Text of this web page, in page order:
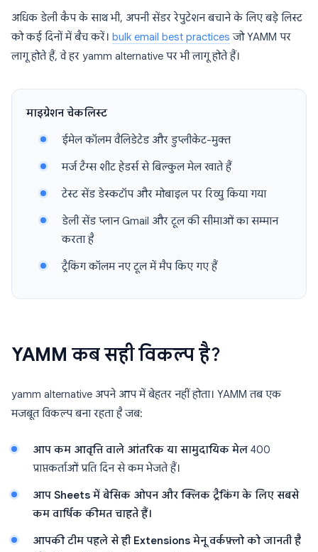
अधिक डेली कैप के साथ भी, अपनी सेंडर रेपुटेशन बचाने के लिए बड़े लिस्ट
को कई दिनों में बैच करें। bulk email best practices जो YAMM पर
लागू होते हैं, वे हर yamm alternative पर भी लागू होते हैं।
माइग्रेशन चेकलिस्ट
ईमेल कॉलम वैलिडेटेड और डुप्लीकेट-मुक्त
मर्ज टैग्स शीट हेडर्स से बिल्कुल मेल खाते हैं
टेस्ट सेंड डेस्कटॉप और मोबाइल पर रिव्यु किया गया
डेली सेंड प्लान Gmail और टूल की सीमाओं का सम्मान
करता है
ट्रैकिंग कॉलम नए टूल में मैप किए गए हैं
YAMM कब सही विकल्प है?
yamm alternative अपने आप में बेहतर नहीं होता। YAMM तब एक
मजबूत विकल्प बना रहता है जब:
आप कम आवृत्ति वाले आंतरिक या सामुदायिक मेल 400
प्राप्तकर्ताओं प्रति दिन से कम भेजते हैं।
आप Sheets में बेसिक ओपन और क्लिक ट्रैकिंग के लिए सबसे
कम वार्षिक कीमत चाहते हैं।
आपकी टीम पहले से ही Extensions मेनू वर्कफ़्लो को जानती है